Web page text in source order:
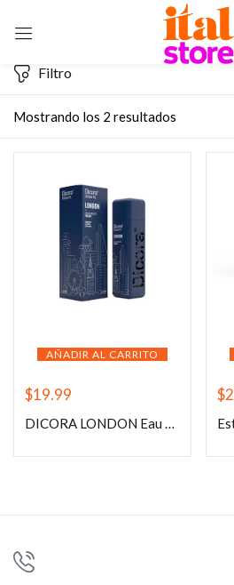
Mostrando los 2 resultados
Filtro
AÑADIR AL CARRITO
$19.99
DICORA LONDON Eau de Toilette 100ml
$
Sign in
Remember me
CREATE AN